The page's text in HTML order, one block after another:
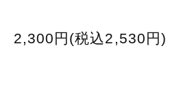
2,300円(税込2,530円)